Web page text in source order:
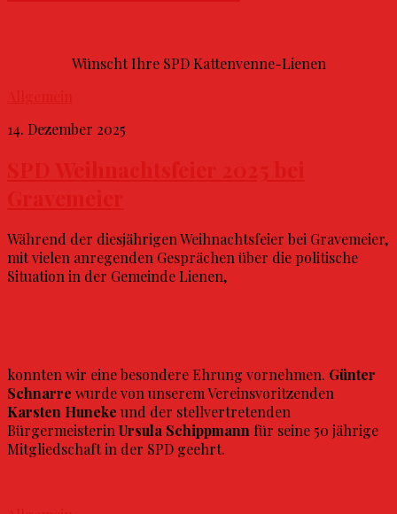
Wünscht Ihre SPD Kattenvenne-Lienen
14. Dezember 2025
Während der diesjährigen Weihnachtsfeier bei Gravemeier,
mit vielen anregenden Gesprächen über die politische
Situation in der Gemeinde Lienen,
konnten wir eine besondere Ehrung vornehmen. Günter
Schnarre wurde von unserem Vereinsvoritzenden
Karsten Huneke und der stellvertretenden
BürgermeisterinUrsula Schippmann für seine 50 jährige
Mitgliedschaft in der SPD geehrt.